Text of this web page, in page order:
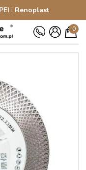
i Renoplast
0